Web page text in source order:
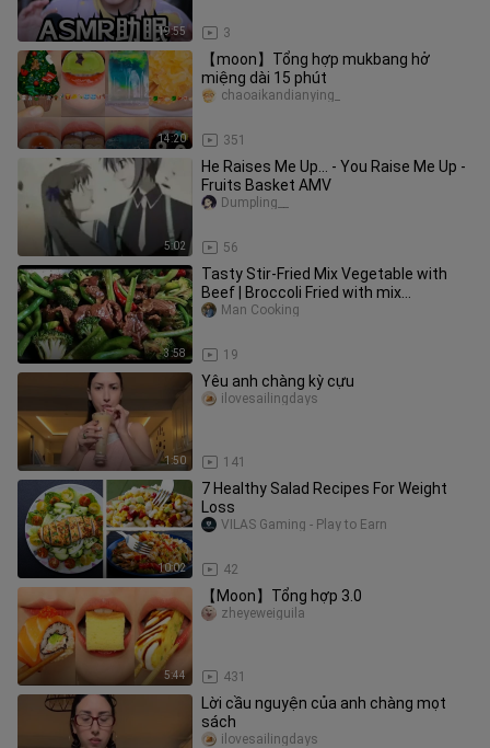
19:55 3
14:20
【moon】Tổng hợp mukbang hở
miệng dài 15 phút
351
chaoaikandianying_
5:02
He Raises Me Up... - You Raise Me Up -
Fruits Basket AMV
56
Dumpling__
3:58
Tasty Stir-Fried Mix Vegetable with
Beef | Broccoli Fried with mix
vegetable
19
Man Cooking
1:50
Yêu anh chàng kỳ cựu
141
ilovesailingdays
10:02
7 Healthy Salad Recipes For Weight
Loss
42
VILAS Gaming - Play to Earn
5:44
【Moon】Tổng hợp 3.0
431
zheyeweiguila
Lời cầu nguyện của anh chàng mọt
sách
ilovesailingdays